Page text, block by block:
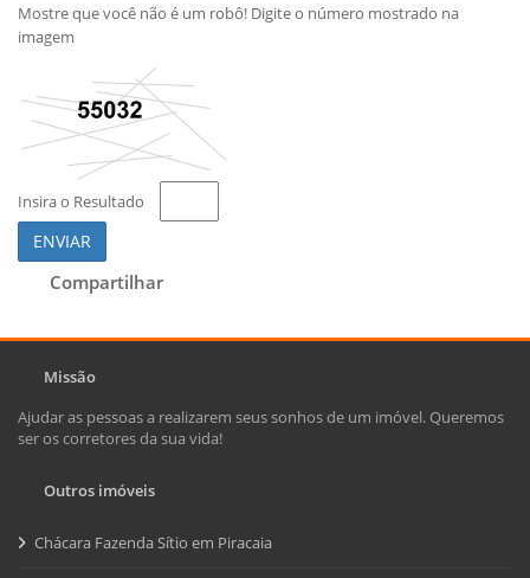
Mostre que você não é um robô! Digite o número mostrado na
imagem
Insira o Resultado
ENVIAR
Compartilhar
Missão
Ajudar as pessoas a realizarem seus sonhos de um imóvel. Queremos
ser os corretores da sua vida!
Outros imóveis
Chácara Fazenda Sítio em Piracaia